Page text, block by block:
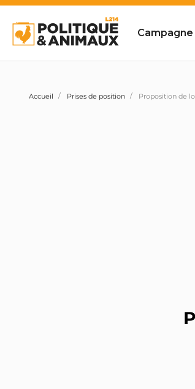
Accueil Prises de position Proposition de loi sénatoriale 493 visant à abolir les